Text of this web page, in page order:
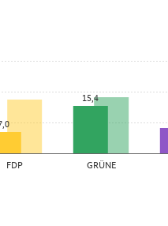
FDP GRÜNE
15,4